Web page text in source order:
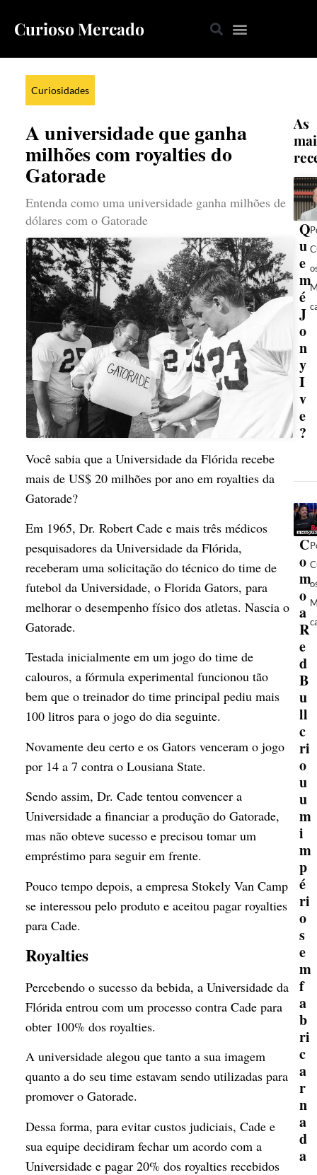
Curioso Mercado
Curiosidades
A universidade que ganha
milhões com royalties do
Gatorade
Entenda como uma universidade ganha milhões de
dólares com o Gatorade
Você sabia que a Universidade da Flórida recebe
mais de US$ 20 milhões por ano em royalties da
Gatorade?
Em 1965, Dr. Robert Cade e mais três médicos
pesquisadores da Universidade da Flórida,
receberam uma solicitação do técnico do time de
futebol da Universidade, o Florida Gators, para
melhorar o desempenho físico dos atletas. Nascia o
Gatorade.
Testada inicialmente em um jogo do time de
calouros, a fórmula experimental funcionou tão
bem que o treinador do time principal pediu mais
100 litros para o jogo do dia seguinte.
Novamente deu certo e os Gators venceram o jogo
por 14 a 7 contra o Lousiana State.
Sendo assim, Dr. Cade tentou convencer a
Universidade a financiar a produção do Gatorade,
mas não obteve sucesso e precisou tomar um
empréstimo para seguir em frente.
Pouco tempo depois, a empresa Stokely Van Camp
se interessou pelo produto e aceitou pagar royalties
para Cade.
Royalties
Percebendo o sucesso da bebida, a Universidade da
Flórida entrou com um processo contra Cade para
obter 100% dos royalties.
A universidade alegou que tanto a sua imagem
quanto a do seu time estavam sendo utilizadas para
promover o Gatorade.
Dessa forma, para evitar custos judiciais, Cade e
sua equipe decidiram fechar um acordo com a
Universidade e pagar 20% dos royalties recebidos
As
Q
u
e
m
é
J
o
n
y
I
v
e
?
C
o
m
o
a
R
e
d
B
u
ll
c
ri
o
u
u
m
i
m
p
é
ri
o
s
e
m
f
a
b
ri
c
a
r
n
a
d
a